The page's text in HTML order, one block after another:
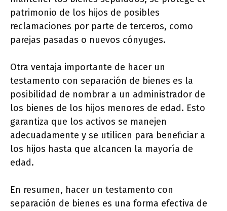
patrimonio de los hijos de posibles
reclamaciones por parte de terceros, como
parejas pasadas o nuevos cónyuges.
Otra ventaja importante de hacer un
testamento con separación de bienes es la
posibilidad de nombrar a un administrador de
los bienes de los hijos menores de edad. Esto
garantiza que los activos se manejen
adecuadamente y se utilicen para beneficiar a
los hijos hasta que alcancen la mayoría de
edad.
En resumen, hacer un testamento con
separación de bienes es una forma efectiva de